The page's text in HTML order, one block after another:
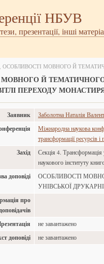
НБУВ
презентації, інші
Й
ПЕРЕХОДУ
Заявник Заболотна Наталія
Міжнародна наукова
трансформації ресурсів
Захід
Секція 4. Трансформація
наукового інституту
доповіді
ОСОБЛИВОСТІ
УНІВСЬКОЇ
про
не завантажено
доповіді не завантажено